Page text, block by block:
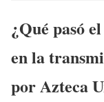
¿Qué pasó el
en la
por Azteca